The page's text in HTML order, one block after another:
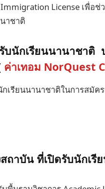
License เพื่อช่
าชาติ
บนักเรียนนานาชาติ
ค่าเทอม NorQuest
เรียนนานาชาติในการสมัค
ถาบัน ที่เปิดรับนักเรี